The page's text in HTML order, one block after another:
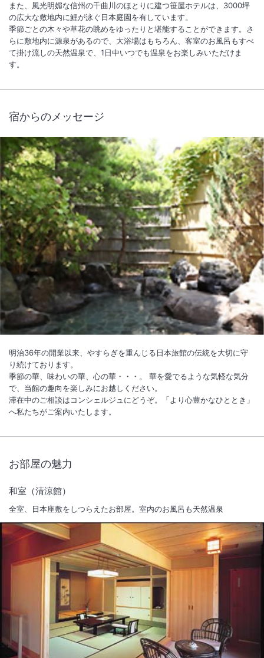
大浴場あり
露天風呂あり
温泉
駐車場あり
【お迎え】戸倉駅発１５：1０、１６：５０（前日までに要事前連絡）
【お送り】笹屋ホテル発９：１０、１０：２５（前日までに要事前連
絡）
※既に送迎を予約済みのお客様については変更前のお時間にてご対応さ
せていただくことも可能な場合がございますのでお時間の確認を含め、
お問い合わせください。
詳細につきましては直接宿泊施設へお問合せください。
また、風光明媚な信州の千曲川のほとりに建つ笹屋ホテルは、3000坪
の広大な敷地内に鯉が泳ぐ日本庭園を有しています。
季節ごとの木々や草花の眺めをゆったりと堪能することができます。さ
らに敷地内に源泉があるので、大浴場はもちろん、客室のお風呂もすべ
て掛け流しの天然温泉で、1日中いつでも温泉をお楽しみいただけま
す。
宿からのメッセージ
明治36年の開業以来、やすらぎを重んじる日本旅館の伝統を大切に守
り続けております。
季節の華、味わいの華、心の華・・・。 華を愛でるような気軽な気分
で、当館の趣向を楽しみにお越しください。
滞在中のご相談はコンシェルジュにどうぞ。「より心豊かなひととき」
へ私たちがご案内いたします。
お部屋の魅力
和室（清涼館）
全室、日本座敷をしつらえたお部屋。室内のお風呂も天然温泉